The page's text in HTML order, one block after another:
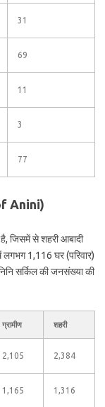
31
69
11
3
77
Anini)
जिसमें से शहरी आबादी
1,116 घर (परिवार)
सर्किल की जनसंख्या की
ग्रामीण शहरी
2,105 2,384
1,165 1,316